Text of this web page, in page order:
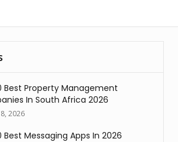
Best Property Management
In South Africa 2026
2026
Best Messaging Apps In 2026